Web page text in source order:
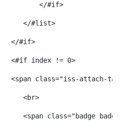
</#if>
</#list>
</#if>
<#if index != 0>
<span class="iss-attach-
<br>
<span class="badge